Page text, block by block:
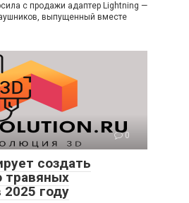
с продажи адаптер Lightning —
выпущенный вместе
0
создать
травяных
2025 году